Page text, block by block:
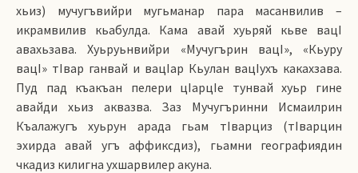
хьиз) мучугъвийри мугьманар пара масанвилив –
икрамвилив кьабулда. Кама авай хуьряй кьве вацI
авахьзава. Хуьруьнвийри «Мучугърин вацI», «Кьуру
вацI» тIвар ганвай и вацIар Кьулан вацIухъ какахзава.
Пуд пад къакъан пелери цIарцIе тунвай хуьр гине
авайди хьиз аквазва. Заз Мучугъринни Исмаилрин
Къалажугъ хуьрун арада гьам тIварциз (тIварцин
эхирда авай угъ аффиксдиз), гьамни географиядин
чкадиз килигна ухшарвилер акуна.